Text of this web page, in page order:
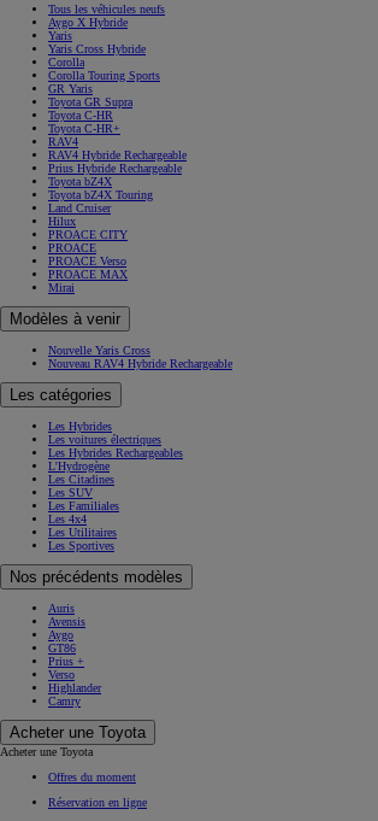
Tous les véhicules neufs
Aygo X Hybride
Yaris
Yaris Cross Hybride
Corolla
Corolla Touring Sports
GR Yaris
Toyota GR Supra
Toyota C-HR
Toyota C-HR+
RAV4
RAV4 Hybride Rechargeable
Prius Hybride Rechargeable
Toyota bZ4X
Toyota bZ4X Touring
Land Cruiser
Hilux
PROACE CITY
PROACE
PROACE Verso
PROACE MAX
Mirai
Modèles à venir
Nouvelle Yaris Cross
Nouveau RAV4 Hybride Rechargeable
Les catégories
Les Hybrides
Les voitures électriques
Les Hybrides Rechargeables
L'Hydrogène
Les Citadines
Les SUV
Les Familiales
Les 4x4
Les Utilitaires
Les Sportives
Nos précédents modèles
Auris
Avensis
Aygo
GT86
Prius +
Verso
Highlander
Camry
Acheter une Toyota
Acheter une Toyota
Offres du moment
Réservation en ligne